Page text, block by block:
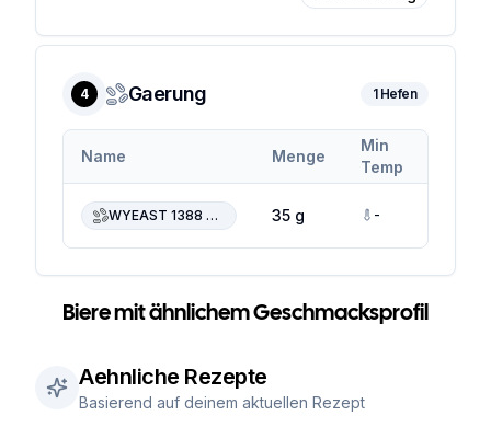
4 Gaerung 1Hefen
Name Menge
Min
Temp
WYEAST 1388 Belgian Strong Ale 35 g -
Biere mit ähnlichem Geschmacksprofil
Aehnliche Rezepte
Basierend auf deinem aktuellen Rezept